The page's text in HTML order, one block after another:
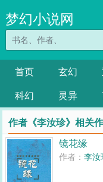
梦幻小说网
首页 玄幻
科幻
灵异
作者《李汝珍》相关
镜花缘
作者：李汝